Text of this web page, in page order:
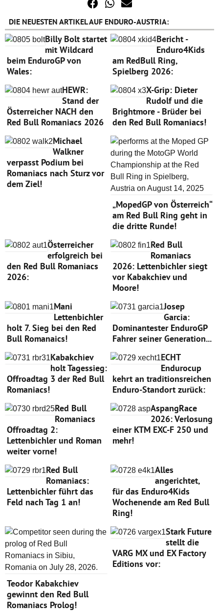
DIE NEUESTEN ARTIKEL AUF ENDURO-AUSTRIA:
Billy Bolt startet
mit Wildcard
beim EnduroGP von
Wales:
Bericht -
Enduro4Kids
am RedBull Ring,
Spielberg 2026:
HEWR:
Stand der
Österreicher NACH den
Red Bull Romaniacs 2026
X-Grip: Dieter
Rudolf und die
Brightmore - Brüder bei
den Red Bull Romaniacs!
Michael
Walkner
verpasst Podium bei
Romaniacs nach Sturz vor
dem Ziel!
„MopedGP von Österreich“
am Red Bull Ring geht in
die dritte Runde!
Österreicher
erfolgreich bei
den Red Bull Romaniacs
2026:
Red Bull
Romaniacs
2026: Lettenbichler siegt
vor Kabakchiev und
Moore!
Mani
Lettenbichler
holt 7. Sieg bei den Red
Bull Romanaics!
Josep
Garcia:
Dominantester EnduroGP
Fahrer seiner Generation...
Kabakchiev
holt Tagessieg:
Offroadtag 3 der Red Bull
Romaniacs!
ECHT
Endurocup
kehrt an traditionsreichen
Enduro-Standort zurück:
Red Bull
Romaniacs
Offroadtag 2:
Lettenbichler und Roman
weiter vorne!
AspangRace
2026: Verlosung
einer KTM EXC-F 250 und
mehr!
Red Bull
Romaniacs:
Lettenbichler führt das
Feld nach Tag 1 an!
Alles
angerichtet,
für das Enduro4Kids
Wochenende am Red Bull
Ring!
Teodor Kabakchiev
gewinnt den Red Bull
Romaniacs Prolog!
Stark Future
stellt die
VARG MX und EX Factory
Editions vor: